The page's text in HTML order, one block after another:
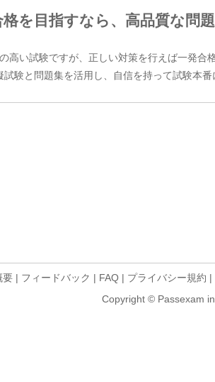
格を目指すなら、高品質な問
高い試験ですが、正しい対策を行えば一発合
試験と問題集を活用し、自信を持って試験本
要 | フィードバック | FAQ | プライバシー規約 |
Copyright © Passexam